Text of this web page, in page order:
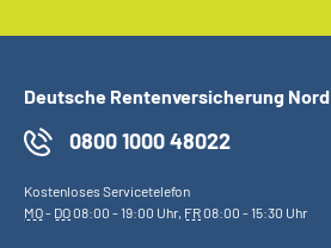
Deutsche Rentenversicherung Nord
0800 1000 48022
Kostenloses Servicetelefon
MO- DO08:00 - 19:00 Uhr, FR08:00 - 15:30 Uhr